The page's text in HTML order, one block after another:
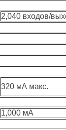
2,040 входов/
320 мА макс.
1,000 мА